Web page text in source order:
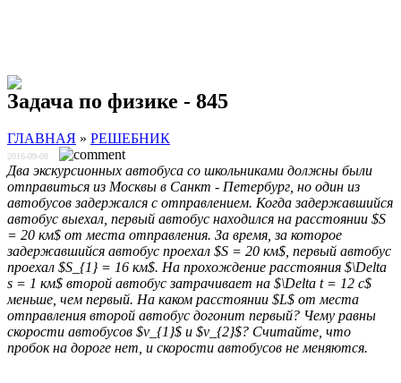
Задача по физике - 845
ГЛАВНАЯ » РЕШЕБНИК
2016-09-08
Два экскурсионных автобуса со школьниками должны были
отпра­виться из Москвы в Санкт - Петербург, но один из
автобусов задер­жался с отправлением. Когда задержавшийся
автобус выехал, первый автобус находился на расстоянии $S
= 20 км$ от места отправления. За время, за которое
задержавшийся автобус проехал $S = 20 км$, первый автобус
проехал $S_{1} = 16 км$. На прохождение расстояния $\Delta
s = 1 км$ второй автобус затрачивает на $\Delta t = 12 с$
меньше, чем первый. На каком расстоянии $L$ от места
отправления второй автобус догонит первый? Чему равны
скорости автобусов $v_{1}$ и $v_{2}$? Считайте, что
пробок на дороге нет, и скорости автобусов не меняются.